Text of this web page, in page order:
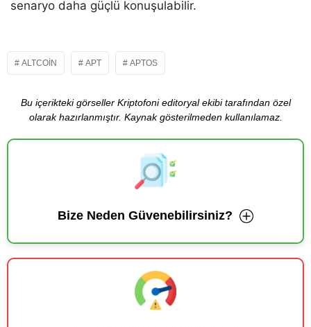
senaryo daha güçlü konuşulabilir.
ALTCOIN APT APTOS
Bu içerikteki görseller Kriptofoni editoryal ekibi tarafından özel
olarak hazırlanmıştır. Kaynak gösterilmeden kullanılamaz.
Bize Neden Güvenebilirsiniz?